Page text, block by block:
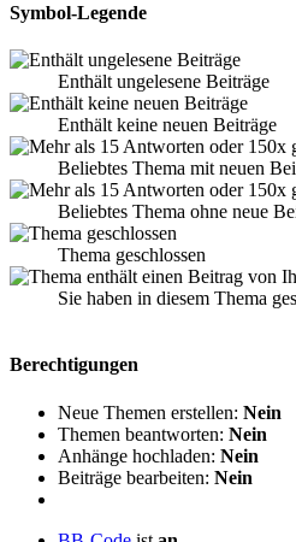
Symbol-Legende
Enthält ungelesene Beiträge
Enthält keine neuen Beiträge
Beliebtes Thema mit neuen
Beliebtes Thema ohne neue
Thema geschlossen
Sie haben in diesem Thema
Berechtigungen
Neue Themen erstellen: Nein
Themen beantworten: Nein
Anhänge hochladen: Nein
Beiträge bearbeiten: Nein